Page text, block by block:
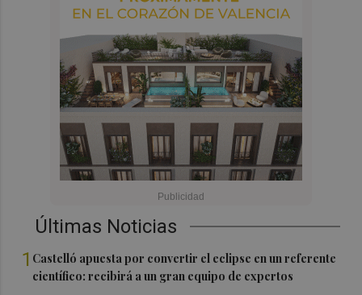
Últimas Noticias
1 Castelló apuesta por convertir el eclipse en un referente
científico: recibirá a un gran equipo de expertos